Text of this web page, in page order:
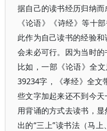
据自己的读书经历归纳而
《论语》《诗经》等十
此作为自己读书的经验
会未必可行。因为当时的
比如，一部《论语》全
39234字，《孝经》全文
些文字加起来还不到今
用背诵的方式去读书，
出的“三上”读书法（马